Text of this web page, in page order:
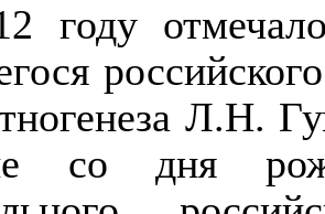
году
Л.Н.
со дня